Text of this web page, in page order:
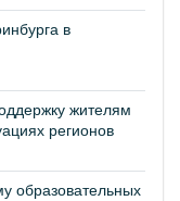
в
жителям
регионов
образовательных